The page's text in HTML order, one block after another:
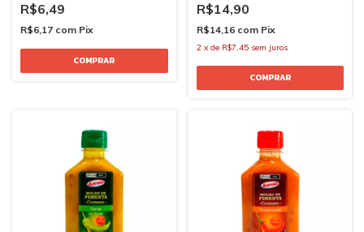
R$6,49
R$6,17 com Pix
R$14,90
R$14,16 com Pix
2 x de R$7,45 sem juros